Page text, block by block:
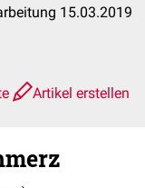
15.03.2019
Artikel erstellen